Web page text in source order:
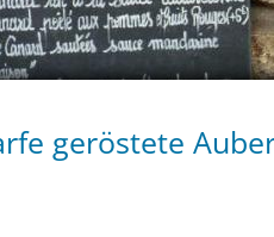
geröstete